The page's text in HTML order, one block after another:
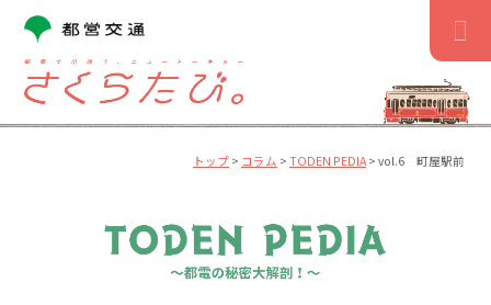
へ
トップ > コラム > TODEN PEDIA > vol.6 町屋駅前